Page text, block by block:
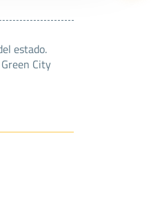
estado.
City